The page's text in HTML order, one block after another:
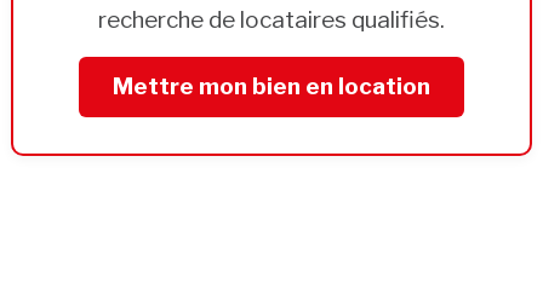
recherche de locataires qualifiés.
Mettre mon bien en location